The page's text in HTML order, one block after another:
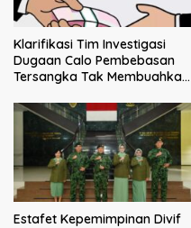
Klarifikasi Tim Investigasi
Dugaan Calo Pembebasan
Tersangka Tak Membuahkan
Estafet Kepemimpinan Divif